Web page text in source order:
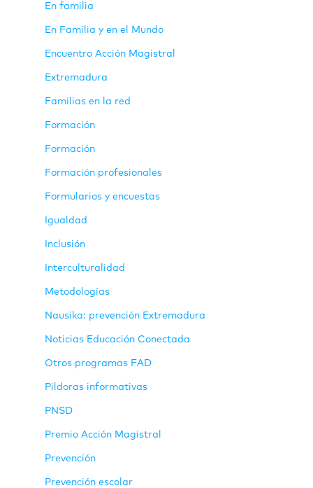
En familia
En Familia y en el Mundo
Encuentro Acción Magistral
Extremadura
Familias en la red
Formación
Formación
Formación profesionales
Formularios y encuestas
Igualdad
Inclusión
Interculturalidad
Metodologías
Nausika: prevención Extremadura
Noticias Educación Conectada
Otros programas FAD
Pildoras informativas
PNSD
Premio Acción Magistral
Prevención
Prevención escolar